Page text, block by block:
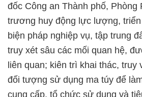
đốc Công an Thành phố, Phòng
trương huy động lực lượng,
biện pháp nghiệp vụ, tập trung
truy xét sâu các mối quan hệ,
liên quan; kiên trì khai thác, truy
đối tượng sử dụng ma túy để
cung cấp, tổ chức sử dụng và